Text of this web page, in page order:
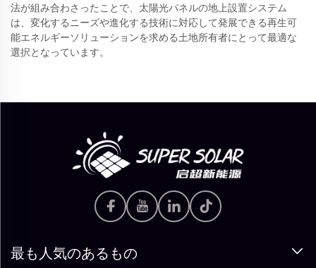
法が組み合わさったことで、太陽光パネルの地上設置システム
は、変化するニーズや進化する技術に対応して発展できる再生可
能エネルギーソリューションを求める土地所有者にとって最適な
選択となっています。
最も人気のあるもの